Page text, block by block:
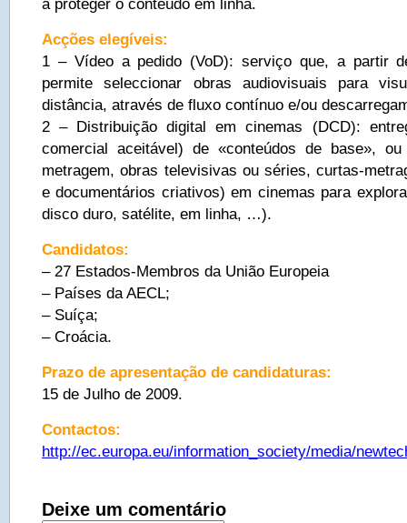
a proteger o conteúdo em linha.
Acções elegíveis:
1 – Vídeo a pedido (VoD): serviço que, a partir
permite seleccionar obras audiovisuais para
distância, através de fluxo contínuo e/ou
2 – Distribuição digital em cinemas (DCD):
comercial aceitável) de «conteúdos de base»,
metragem, obras televisivas ou séries, curtas-
e documentários criativos) em cinemas para
disco duro, satélite, em linha, …).
Candidatos:
– 27 Estados-Membros da União Europeia
– Países da AECL;
– Suíça;
– Croácia.
Prazo de apresentação de candidaturas:
15 de Julho de 2009.
Contactos:
http://ec.europa.eu/information_society/media/
Deixe um comentário